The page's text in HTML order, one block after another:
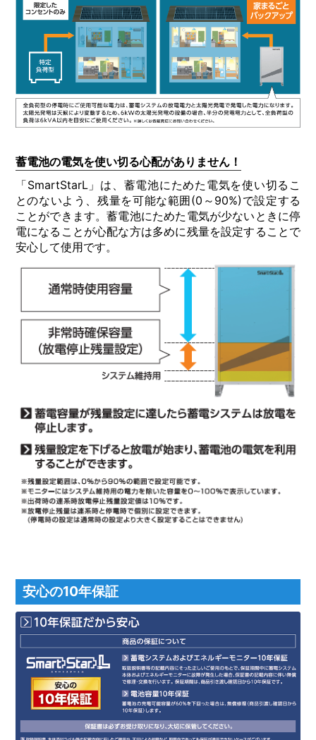
蓄電池の電気を使い切る⼼配がありません！
「SmartStarL」は、蓄電池にためた電気を使い切るこ
とのないよう、残量を可能な範囲(0～90%)で設定する
ことができます。蓄電池にためた電気が少ないときに停
電になることが心配な方は多めに残量を設定することで
安心して使⽤です。
安心の10年保証